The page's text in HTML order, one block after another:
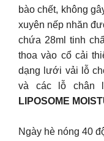
bào chết, không
xuyên nếp nhăn
chứa 28ml tinh
thoa vào cổ cải
dạng lưới vải lỗ
và các lỗ chân
LIPOSOME
Ngày hè nóng 40